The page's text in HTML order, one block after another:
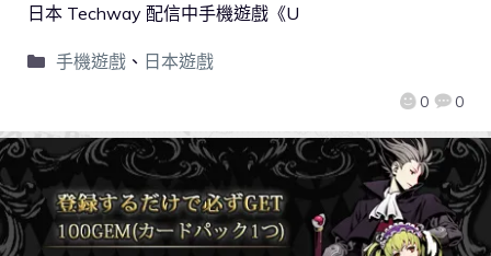
0 0
日本 Techway 配信中手機遊戲《U
手機遊戲、 日本遊戲